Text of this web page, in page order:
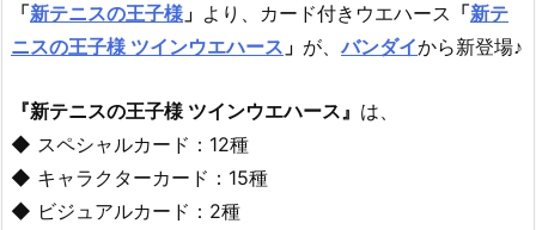
「新テニスの王子様 」 より、 カード付きウエハース 「新テ
ニスの王子様 ツインウエハース 」 が、バンダイから新登場♪
『新テニスの王子様 ツインウエハース』 は、
◆ スペシャルカード：12種
◆ キャラクターカード：15種
◆ ビジュアルカード：2種